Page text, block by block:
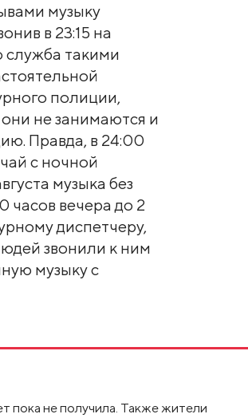
музыку
в 23:15 на
служба такими
полиции,
не занимаются и
Правда, в 24:00
с ночной
музыка без
часов вечера до 2
диспетчеру,
звонили к ним
музыку с
пока не получила. Также жители